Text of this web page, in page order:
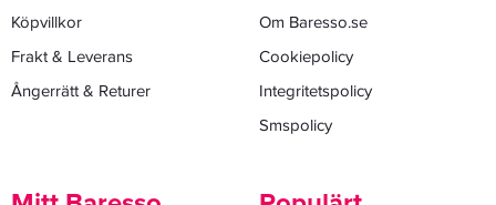
Köpvillkor
Frakt & Leverans
Ångerrätt & Returer
Om Baresso.se
Cookiepolicy
Integritetspolicy
Smspolicy